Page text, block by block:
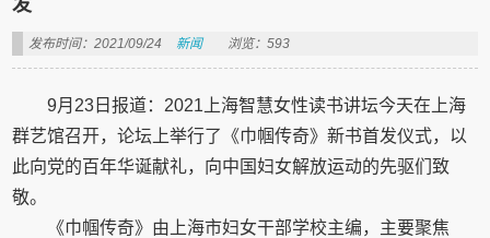
发
发布时间：2021/09/24 新闻 浏览：593
9月23日报道：2021上海智慧女性读书讲坛今天在上海
群艺馆召开，论坛上举行了《巾帼传奇》新书首发仪式，以
此向党的百年华诞献礼，向中国妇女解放运动的先驱们致
敬。
《巾帼传奇》由上海市妇女干部学校主编，主要聚焦